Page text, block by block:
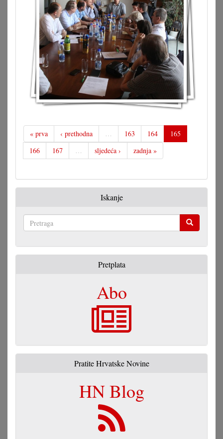
« prva ‹ prethodna … 163 164
165
166
167 … sljedeća › zadnja »
Iskanje
Pretplata
Abo
Pratite Hrvatske Novine
HN Blog